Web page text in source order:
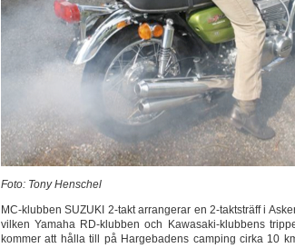
Foto: Tony Henschel
MC-klubben SUZUKI 2-takt arrangerar en 2-taktsträff i
vilken Yamaha RD-klubben och Kawasaki-klubbens
kommer att hålla till på Hargebadens camping cirka 10